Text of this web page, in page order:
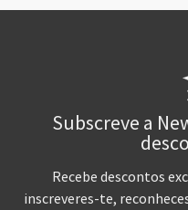
Subscreve a
Recebe descontos
inscreveres-te,